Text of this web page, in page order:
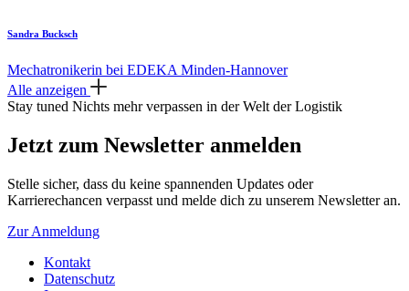
Sandra Bucksch
Mechatronikerin bei EDEKA Minden-Hannover
Alle anzeigen
Stay tuned Nichts mehr verpassen in der Welt der Logistik
Jetzt zum Newsletter anmelden
Stelle sicher, dass du keine spannenden Updates oder
Karrierechancen verpasst und melde dich zu unserem Newsletter an.
Zur Anmeldung
Kontakt
Datenschutz